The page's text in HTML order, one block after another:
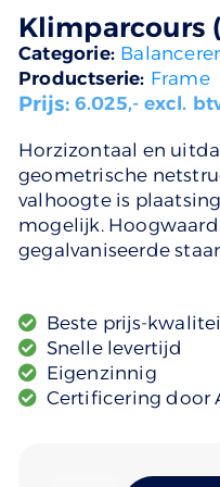
Klimparcours
Categorie:
Productserie: Frame
Prijs:6.025,- excl.
Horzizontaal en
geometrische
valhoogte is
mogelijk.
gegalvaniseerde
Beste prijs-
Snelle levertijd
Eigenzinnig
Certificering door